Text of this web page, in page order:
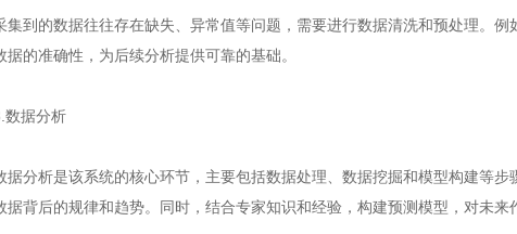
的数据往往存在缺失、异常值等问题，需要进行数据清洗和预处理。例
据的准确性，为后续分析提供可靠的基础。
据分析
析是该系统的核心环节，主要包括数据处理、数据挖掘和模型构建等步
据背后的规律和趋势。同时，结合专家知识和经验，构建预测模型，对未来